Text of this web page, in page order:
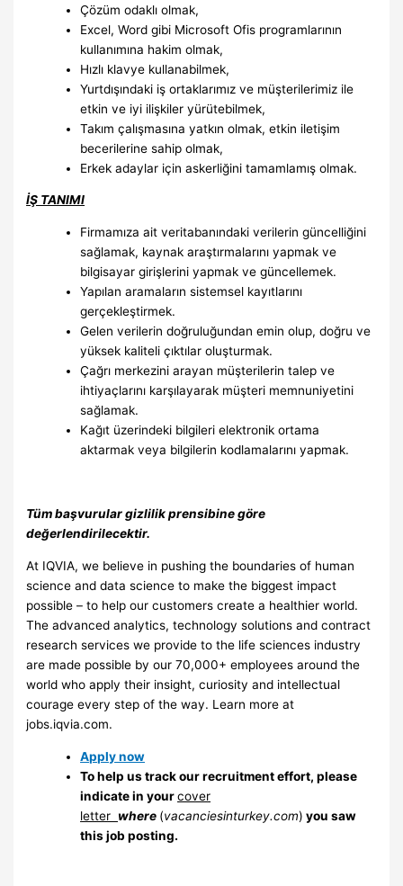
Çözüm odaklı olmak,
Excel, Word gibi Microsoft Ofis programlarının
kullanımına hakim olmak,
Hızlı klavye kullanabilmek,
Yurtdışındaki iş ortaklarımız ve müşterilerimiz ile
etkin ve iyi ilişkiler yürütebilmek,
Takım çalışmasına yatkın olmak, etkin iletişim
becerilerine sahip olmak,
Erkek adaylar için askerliğini tamamlamış olmak.
İŞ TANIMI
Firmamıza ait veritabanındaki verilerin güncelliğini
sağlamak, kaynak araştırmalarını yapmak ve
bilgisayar girişlerini yapmak ve güncellemek.
Yapılan aramaların sistemsel kayıtlarını
gerçekleştirmek.
Gelen verilerin doğruluğundan emin olup, doğru ve
yüksek kaliteli çıktılar oluşturmak.
Çağrı merkezini arayan müşterilerin talep ve
ihtiyaçlarını karşılayarak müşteri memnuniyetini
sağlamak.
Kağıt üzerindeki bilgileri elektronik ortama
aktarmak veya bilgilerin kodlamalarını yapmak.
Tüm başvurular gizlilik prensibine göre
değerlendirilecektir.
At IQVIA, we believe in pushing the boundaries of human
science and data science to make the biggest impact
possible – to help our customers create a healthier world.
The advanced analytics, technology solutions and contract
research services we provide to the life sciences industry
are made possible by our 70,000+ employees around the
world who apply their insight, curiosity and intellectual
courage every step of the way. Learn more at
jobs.iqvia.com.
Apply now
To help us track our recruitment effort, please
indicate in yourcover
letter where (vacanciesinturkey.com) you saw
this job posting.